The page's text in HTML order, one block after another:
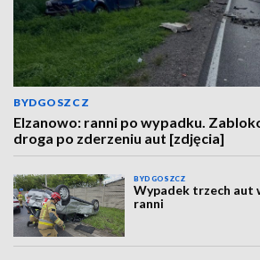
BYDGOSZCZ
Elzanowo: ranni po wypadku.
droga po zderzeniu aut [zdjęcia]
BYDGOSZCZ
Wypadek trzech aut
ranni